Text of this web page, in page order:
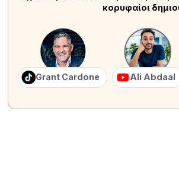
κορυφαίοι
Grant Cardone Ali Abdaal